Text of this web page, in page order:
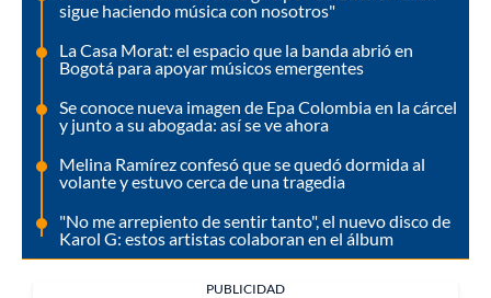
sigue haciendo música con nosotros"
La Casa Morat: el espacio que la banda abrió en
Bogotá para apoyar músicos emergentes
Se conoce nueva imagen de Epa Colombia en la cárcel
y junto a su abogada: así se ve ahora
Melina Ramírez confesó que se quedó dormida al
volante y estuvo cerca de una tragedia
"No me arrepiento de sentir tanto", el nuevo disco de
Karol G: estos artistas colaboran en el álbum
PUBLICIDAD